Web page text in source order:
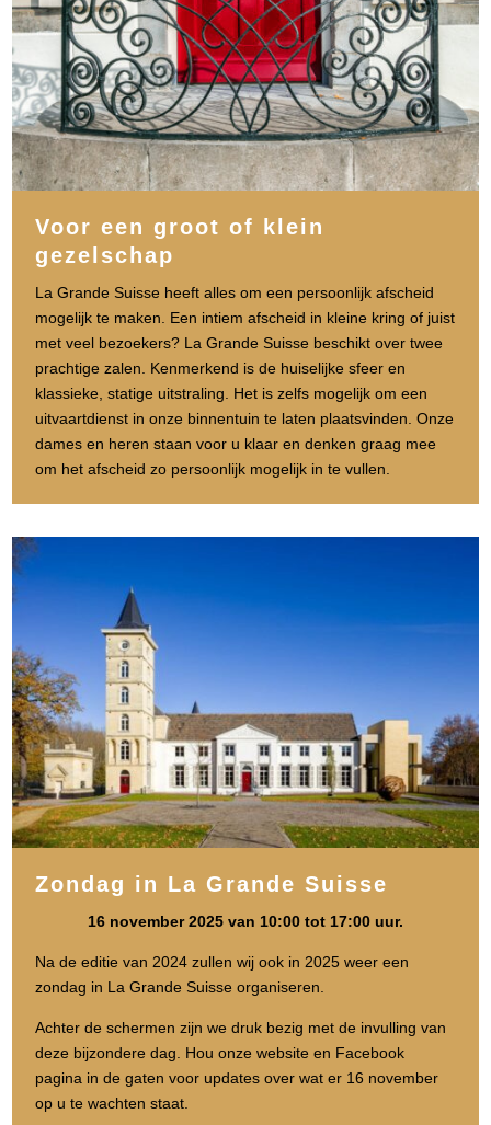
Voor een groot of klein
gezelschap
La Grande Suisse heeft alles om een persoonlijk afscheid
mogelijk te maken. Een intiem afscheid in kleine kring of juist
met veel bezoekers? La Grande Suisse beschikt over twee
prachtige zalen. Kenmerkend is de huiselijke sfeer en
klassieke, statige uitstraling. Het is zelfs mogelijk om een
uitvaartdienst in onze binnentuin te laten plaatsvinden. Onze
dames en heren staan voor u klaar en denken graag mee
om het afscheid zo persoonlijk mogelijk in te vullen.
Zondag in La Grande Suisse
16 november 2025 van 10:00 tot 17:00 uur.
Na de editie van 2024 zullen wij ook in 2025 weer een
zondag in La Grande Suisse organiseren.
Achter de schermen zijn we druk bezig met de invulling van
deze bijzondere dag. Hou onze website en Facebook
pagina in de gaten voor updates over wat er 16 november
op u te wachten staat.